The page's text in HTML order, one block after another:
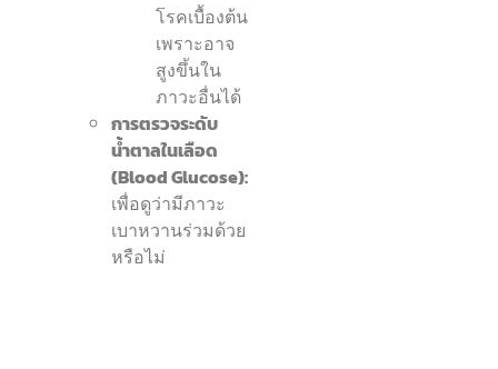
โรคเบื้องต้น
เพราะอาจ
สูงขึ้นใน
ภาวะอื่นได้
การตรวจระดับ
น้ำตาลในเลือด
(Blood Glucose):
เพื่อดูว่ามีภาวะ
เบาหวานร่วมด้วย
หรือไม่